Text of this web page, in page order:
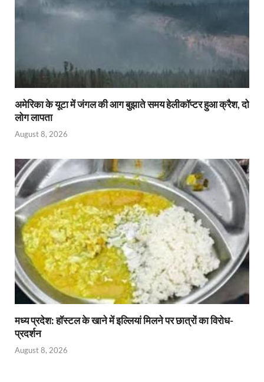
अमेरिका के यूटा में जंगल की आग बुझाते समय हेलीकॉप्टर हुआ क्रैश, दो
लोग लापता
August 8, 2026
मध्य प्रदेश: हॉस्टल के खाने में इल्लियां मिलने पर छात्रों का विरोध-
प्रदर्शन
August 8, 2026